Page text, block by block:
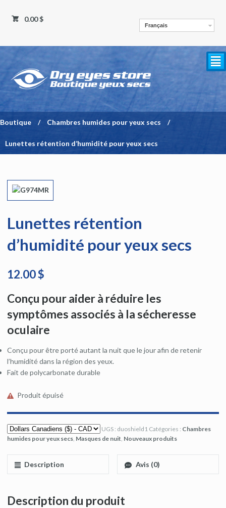
Français
0.00 $
²
Boutique / Chambres humides pour yeux secs /
Lunettes rétention d’humidité pour yeux secs
Lunettes rétention
d’humidité pour yeux secs
12.00 $
Conçu pour aider à réduire les
symptômes associés à la sécheresse
oculaire
Conçu pour être porté autant la nuit que le jour afin de retenir
l’humidité dans la région des yeux.
Fait de polycarbonate durable
Produit épuisé
UGS : duoshield1 Catégories : Chambres
humides pour yeux secs Masques de nuit Nouveaux produits
Description Avis (0)
Description du produit